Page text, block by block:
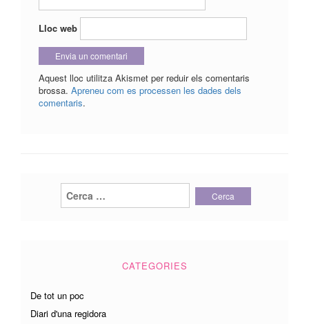
Lloc web
Aquest lloc utilitza Akismet per reduir els comentaris
brossa. Apreneu com es processen les dades dels
comentaris.
Cerca:
CATEGORIES
De tot un poc
Diari d'una regidora